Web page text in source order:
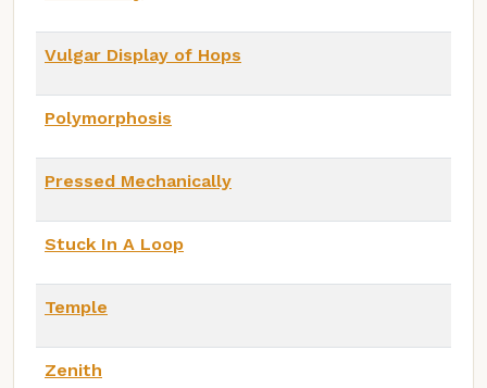
Vulgar Display of Hops
Polymorphosis
Pressed Mechanically
Stuck In A Loop
Temple
Zenith